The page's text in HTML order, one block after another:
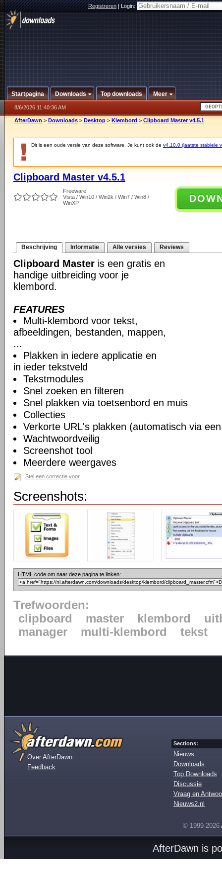
Registreren|Login:
Startpagina Downloads Top downloads Meer
8/6/2026 11:40:36 AM
AfterDawn > Downloads > Desktop > Klembord > Clipboard Master v4.5.1
Dit is een oude versie van deze software. Je kunt ook de v4.10.0 (laatste stabiele
Clipboard Master v4.5.1
Freeware
Vista / Win10 / Win2k / Win7 / Win8 /
WinXP
Beschrijving Informatie Alle versies Reviews
Clipboard Master is een gratis en
handige uitbreiding voor je
klembord.
FEATURES
Multi-klembord voor tekst,
afbeeldingen, bestanden, mappen,
...
Plakken in iedere applicatie en
in ieder tekstveld
Tekstmodules
Snel zoeken en filteren
Snel plakken via toetsenbord en muis
Collecties
Verkorte URL's plakken (automatisch via
Wachtwoordveilig
Screenshot tool
Meerdere weergaves
Stel een correctie voor
Screenshots:
HTML code om naar deze pagina te linken:
Trefwoorden:
clipboard
master klembord
manager
multi-klembord tekst
Over AfterDawn
Feedback
Sections:
Nieuws
Downloads
Top Downloads
Discussie
Vraag en
Nieuws2.nl
© 1999-2026
AfterDawn is